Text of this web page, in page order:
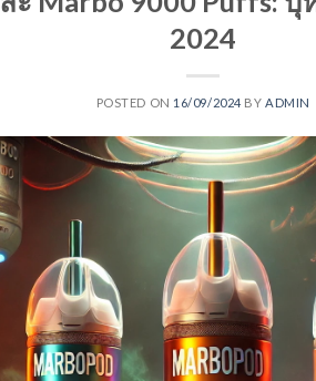
2024
POSTED ON 16/09/2024 BYADMIN